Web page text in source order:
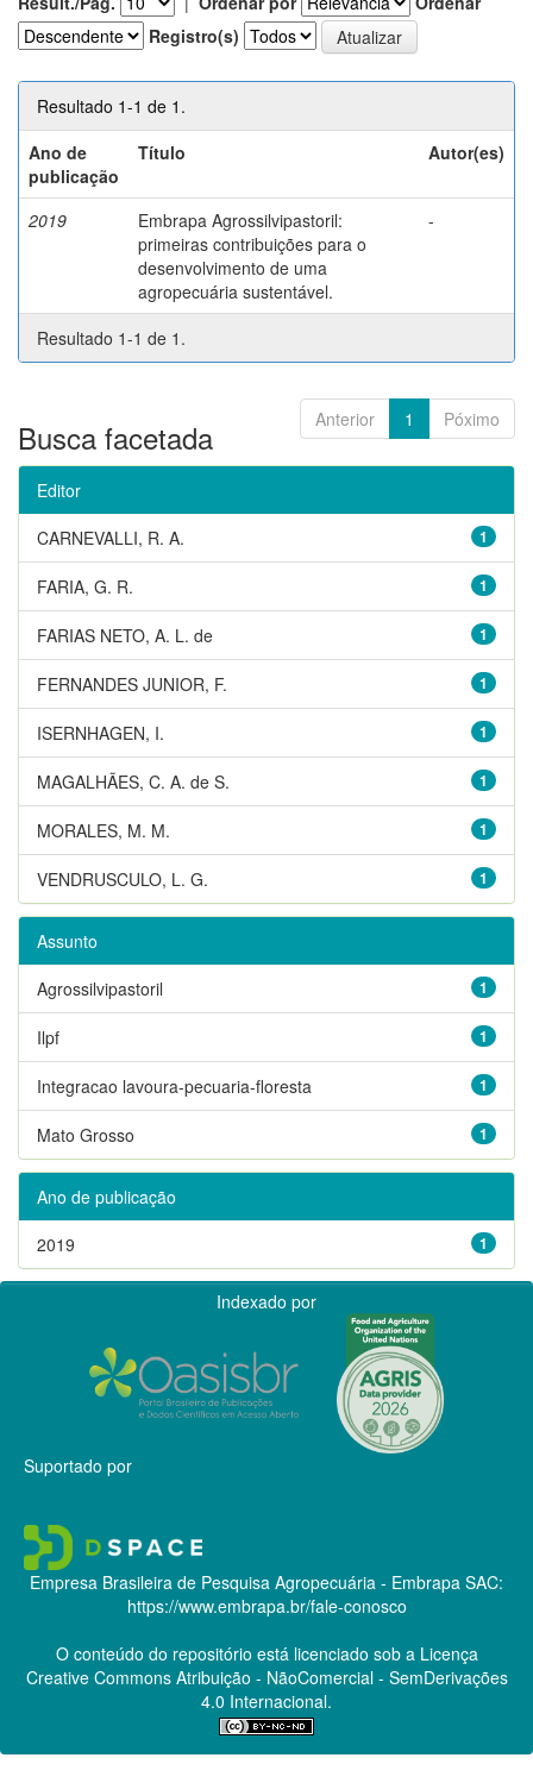
Registro(s)
Resultado 1-1 de 1.
Ano de
publicação
Título Autor(es)
2019
Embrapa Agrossilvipastoril:
primeiras contribuições para o
desenvolvimento de uma
agropecuária sustentável.
-
Resultado 1-1 de 1.
Anterior 1 Póximo
Busca facetada
Editor
1
CARNEVALLI, R. A.
1
FARIA, G. R.
1
FARIAS NETO, A. L. de
1
FERNANDES JUNIOR, F.
1
ISERNHAGEN, I.
1
MAGALHÃES, C. A. de S.
1
MORALES, M. M.
1
VENDRUSCULO, L. G.
Assunto
1
Agrossilvipastoril
1
Ilpf
1
Integracao lavoura-pecuaria-floresta
1
Mato Grosso
Ano de publicação
1
2019
Indexado por
Suportado por
Empresa Brasileira de Pesquisa Agropecuária - Embrapa SAC:
https://www.embrapa.br/fale-conosco
O conteúdo do repositório está licenciado sob a Licença
Creative CommonsAtribuição - NãoComercial - SemDerivações
4.0 Internacional.